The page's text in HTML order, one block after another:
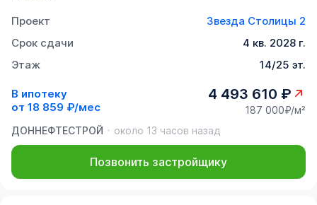
Проект
Звезда Столицы 2
Срок сдачи
4 кв. 2028 г.
Этаж
14/25 эт.
В ипотеку
от 18 859 ₽/мес
4 493 610 ₽
187 000₽/м²
ДОННЕФТЕСТРОЙ
около 13 часов назад
Позвонить застройщику